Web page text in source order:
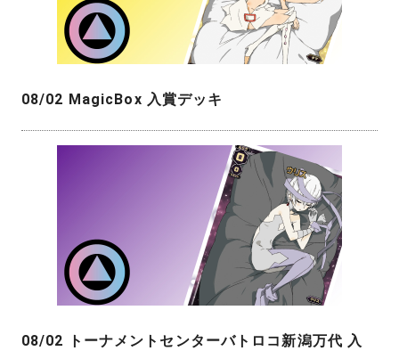
08/02 MagicBox 入賞デッキ
08/02 トーナメントセンターバトロコ新潟万代 入